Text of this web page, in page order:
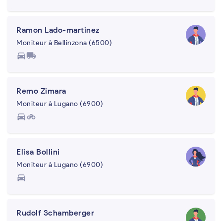
Ramon Lado-martinez
Moniteur à Bellinzona (6500)
directions_carlocal_shipping
Remo Zimara
Moniteur à Lugano (6900)
directions_carmotorcycle
Elisa Bollini
Moniteur à Lugano (6900)
directions_car
Rudolf Schamberger